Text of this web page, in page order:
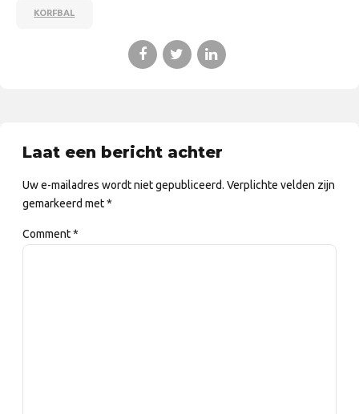
KORFBAL
Laat een bericht achter
Uw e-mailadres wordt niet gepubliceerd. Verplichte velden zijn
gemarkeerd met *
Comment*